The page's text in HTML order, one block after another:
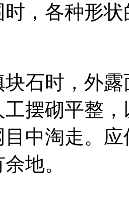
，各种形
石时，外
摆砌平整
中淘走。
地。